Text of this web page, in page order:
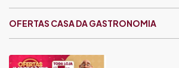
OFERTAS CASA DA GASTRONOMIA